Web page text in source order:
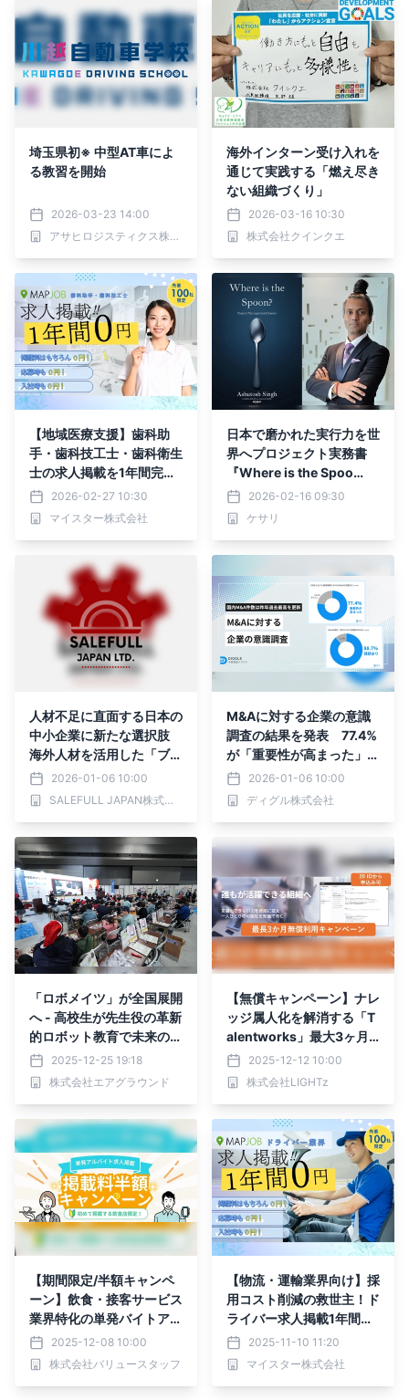
埼玉県初※ 中型AT車によ
る教習を開始
2026-03-23 14:00
アサヒロジスティクス株式会社
海外インターン受け入れを
通じて実践する「燃え尽き
ない組織づくり」
2026-03-16 10:30
株式会社クインクエ
【地域医療支援】歯科助
手・歯科技工士・歯科衛生
士の求人掲載を1年間完全
無料に2026-02-27 10:30
マイスター株式会社
日本で磨かれた実行力を世
界へプロジェクト実務書
『Where is the Spoo
n?』発売2026-02-16 09:30
ケサリ
人材不足に直面する日本の
中小企業に新たな選択肢
海外人材を活用した「ブリ
ッジタレント」構想が実証
フェーズへ
2026-01-06 10:00
SALEFULL JAPAN株式会社
M&Aに対する企業の意識
調査の結果を発表 77.4%
が「重要性が高まった」一
方、88.7%が検討・実行に
課題あり
2026-01-06 10:00
ディグル株式会社
「ロボメイツ」が全国展開
へ - 高校生が先生役の革新
的ロボット教育で未来のエ
ンジニアを育成
2025-12-25 19:18
株式会社エアグラウンド
【無償キャンペーン】ナレ
ッジ属人化を解消する「T
alentworks」最大3ヶ月
の無償検証キャンペーンを
開始
2025-12-12 10:00
株式会社LIGHTz
【期間限定/半額キャンペ
ーン】飲食・接客サービス
業界特化の単発バイトアプ
リ”バリプラ”にて、企業様
向けの「掲載料半額キャン
ペーン」を実施中です！
2025-12-08 10:00
株式会社バリュースタッフ
【物流・運輸業界向け】採
用コスト削減の救世主！ド
ライバー求人掲載1年間完
全無料キャンペーン開始
2025-11-10 11:20
マイスター株式会社